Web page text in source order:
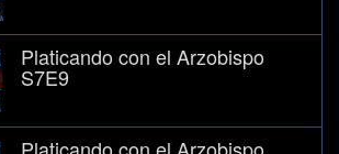
Platicando con el Arzobispo
S7E9